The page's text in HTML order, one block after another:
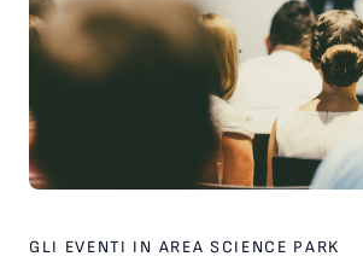
imprenditoriale. Vitesy rappresenta un
come una startup deep tech possa
competere sui mercati globali, partendo da
valorizzando competenze, tecnologie e
dagli ecosistemi dell’innovazione. Creare
altre imprese possano intraprendere
simili è una delle sfide che Area Science
contribuire a raccogliere, rafforzando il
GLI EVENTI IN AREA SCIENCE PARK